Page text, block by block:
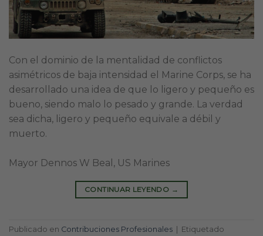
Con el dominio de la mentalidad de conflictos
asimétricos de baja intensidad el Marine Corps, se ha
desarrollado una idea de que lo ligero y pequeño es
bueno, siendo malo lo pesado y grande. La verdad
sea dicha, ligero y pequeño equivale a débil y
muerto.
Mayor Dennos W Beal, US Marines
CONTINUAR LEYENDO →
Publicado en Contribuciones Profesionales
Etiquetado